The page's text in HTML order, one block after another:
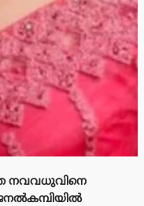
നവവധുവിനെ
ജനല്‍കമ്പിയില്‍